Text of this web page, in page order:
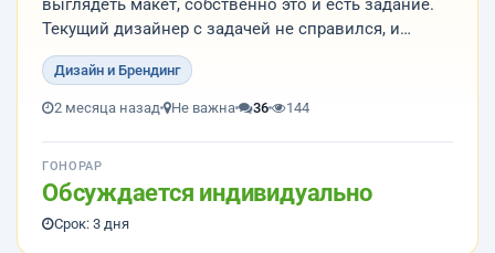
выглядеть макет, собственно это и есть задание.
Текущий дизайнер с задачей не справился, и
нужный результат выдать не смог. В этой связи
текущая задача выглядит как "Доработка" уже
существующего макета до заданного в картинках
Дизайн и Брендинг
2 месяца назад Не важна 36 144
ГОНОРАР
Обсуждается индивидуально
Срок: 3 дня